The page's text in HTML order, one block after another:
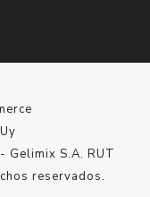
Gelimix S.A. RUT
reservados.